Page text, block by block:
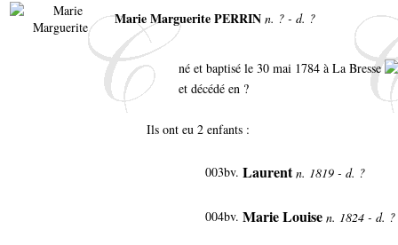
Marie Marguerite PERRIN n. ? - d. ?
né et baptisé le 30 mai 1784 à La Bresse
et décédé en ?
Ils ont eu 2 enfants :
003bv. Laurentn. 1819 - d. ?
004bv. Marie Louise n. 1824 - d. ?